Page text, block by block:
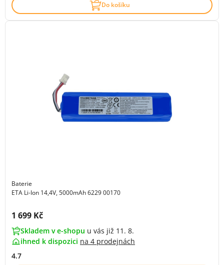
Do košíku
Baterie
ETA Li-Ion 14,4V, 5000mAh 6229 00170
Cena s DPH:
1 699 Kč
Skladem v e-shopu u vás již 11. 8.
ihned k dispozici na 4 prodejnách
4.7